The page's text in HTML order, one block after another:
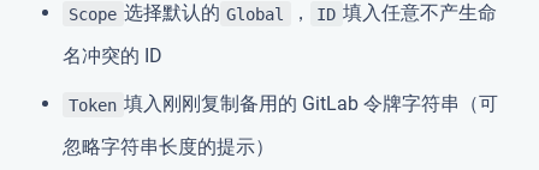
Scope 选择默认的 Global ， ID 填入任意不产生命
名冲突的 ID
Token 填入刚刚复制备用的 GitLab 令牌字符串（可
忽略字符串长度的提示）